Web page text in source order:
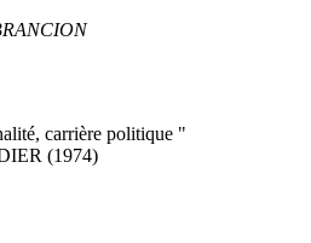
carrière politique "
(1974)